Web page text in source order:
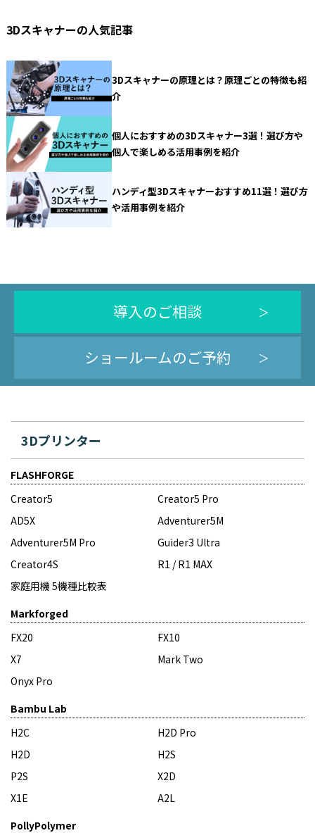
3Dスキャナーの人気記事
3Dスキャナーの原理とは？原理ごとの特徴も紹
介
個人におすすめの3Dスキャナー3選！選び方や
個人で楽しめる活用事例を紹介
ハンディ型3Dスキャナーおすすめ11選！選び方
や活用事例を紹介
導入のご相談
ショールームのご予約
3Dプリンター
FLASHFORGE
Creator5
Creator5 Pro
AD5X
Adventurer5M
Adventurer5M Pro
Guider3 Ultra
Creator4S
R1 / R1 MAX
家庭用機 5機種比較表
Markforged
FX20
FX10
X7
Mark Two
Onyx Pro
Bambu Lab
H2C
H2D Pro
H2D
H2S
P2S
X2D
X1E
A2L
PollyPolymer